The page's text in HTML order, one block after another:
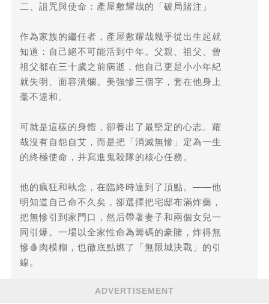
二、詛咒與使命：產屋敷耀哉的「破局賭注」
作為家族的繼任者，產屋敷耀哉幾乎從出生起就
知道：自己絕不可能活到中年。父親、祖父、曾
祖父都在三十歲之前病逝，他自己更是小小年紀
就失明、面容潰爛。美強慘三個字，套在他身上
毫不違和。
可就是這樣的身體，卻養出了最堅定的心志。耀
哉沒有自怨自艾，而是把「消滅無慘」定為一生
的終極使命，并寫進鬼殺隊的核心任務。
他的瘋狂和執念，在臨終時達到了頂點。——他
明知道自己命不久矣，卻選擇把宅邸布滿炸藥，
把無慘引到家門口，然后帶著妻子和兩個女兒一
同引爆。一場以全家性命為籌碼的豪賭，炸得無
慘🩸肉模糊，也徹底點燃了「無限城決戰」的引
線。
ADVERTISEMENT